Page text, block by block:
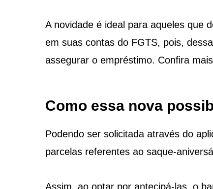
A novidade é ideal para aqueles que
em suas contas do FGTS, pois,
assegurar o empréstimo. Confira
Como essa nova
Podendo ser solicitada através do
parcelas referentes ao saque-
Assim, ao optar por antecipá-las, o